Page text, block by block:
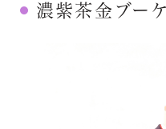
ABOUT
濃紫茶金ブ